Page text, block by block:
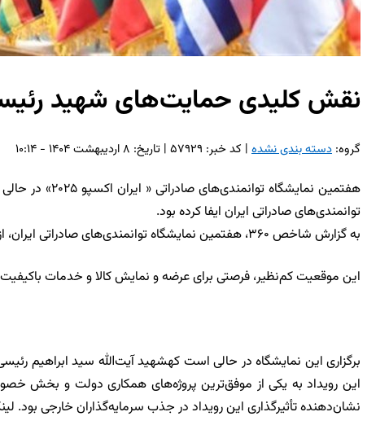
نقش کلیدی حمایت‌های شهید رئیسی
گروه: دسته بندی نشده | کد خبر: ۵۷۹۲۹ | تاریخ: ۸ اردیبهشت ۱۴۰۴ - ۱۰:۱۴
هفتمین
توانمندی‌های صادراتی ایران ایفا کرده بود.
به گزارش شاخص ۳۶۰، هفتمین نمایشگاه توانمندی‌های صادراتی ایران، از امروز میزبان فعالان اقتصادی از ۱۱۰ کشور جهان است، تجاری که نماینده جامعه ۷ میلیارد نفری و بازار تجاری حدودا ۲۵ تریلیون دلاری‌اند.
این موقعیت کم‌نظیر، فرصتی برای عرضه و نمایش کالا و خدمات باکیفیت
برگزاری این نمایشگاه در حالی است کهشهید آیت‌الله سید ابراهیم
نشان‌دهنده تأثیرگذاری این رویداد در جذب سرمایه‌گذاران خارجی بود.